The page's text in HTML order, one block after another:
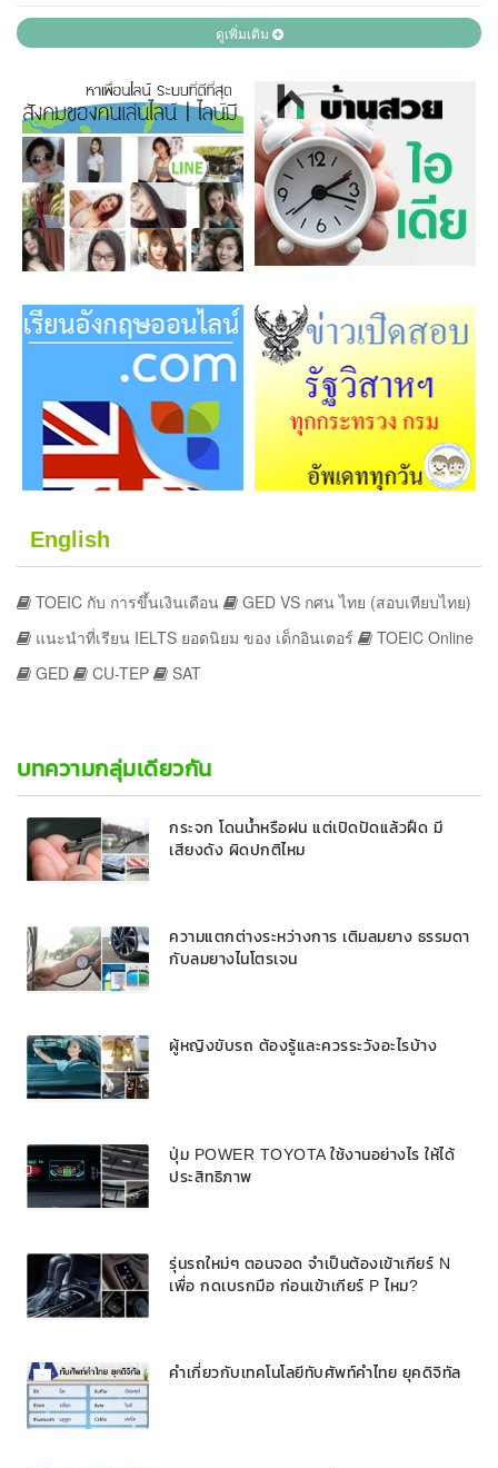
ดูเพิ่มเติม
English
TOEIC กับ การขึ้นเงินเดือน
GED VS กศน ไทย (สอบเทียบไทย)
แนะนำที่เรียน IELTS ยอดนิยม ของ เด็กอินเตอร์
TOEIC Online
GED
CU-TEP SAT
บทความกลุ่มเดียวกัน
กระจก โดนน้ำหรือฝน แต่เปิดปัดแล้วฝืด มี
เสียงดัง ผิดปกติไหม
ความแตกต่างระหว่างการ เติมลมยาง ธรรมดา
กับลมยางไนโตรเจน
ผู้หญิงขับรถ ต้องรู้และควรระวังอะไรบ้าง
ปุ่ม POWER TOYOTA ใช้งานอย่างไร ให้ได้
ประสิทธิภาพ
รุ่นรถใหม่ๆ ตอนจอด จำเป็นต้องเข้าเกียร์ N
เพื่อ กดเบรกมือ ก่อนเข้าเกียร์ P ไหม?
คำเกี่ยวกับเทคโนโลยีทับศัพท์คำไทย ยุคดิจิทัล